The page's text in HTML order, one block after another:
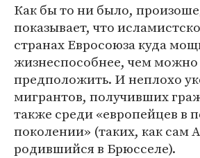
Как бы то ни было,
показывает, что
странах Евросоюза куда
жизнеспособнее, чем
предположить. И неплохо
мигрантов, получивших
также среди «европейцев в
поколении» (таких, как сам
родившийся в Брюсселе).